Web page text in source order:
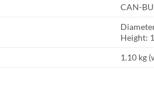
CAN-
Height:
1.10 kg